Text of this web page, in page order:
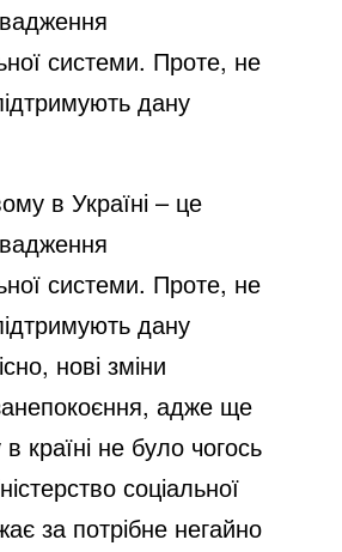
системи. Проте, не
дану
в Україні – це
системи. Проте, не
дану
нові зміни
адже ще
країні не було чогось
соціальної
за потрібне негайно